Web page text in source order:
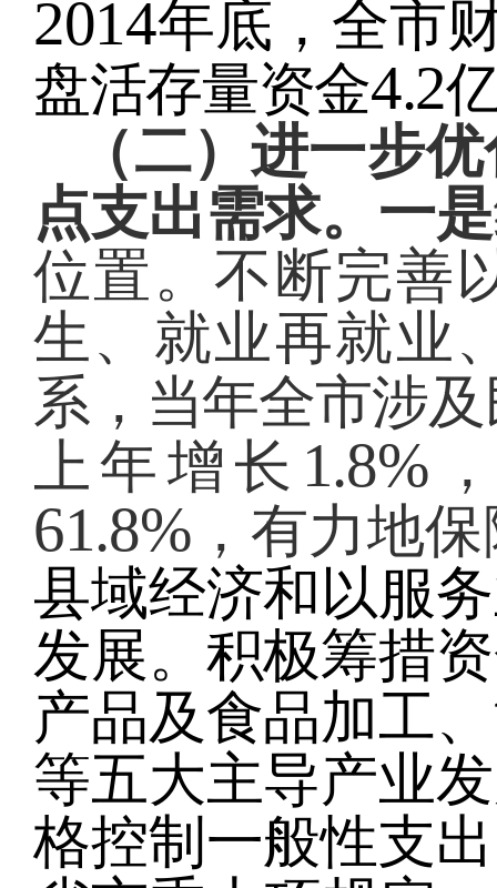
2014年底，全市
盘活存量资金4.2
（二）进一步
点支出需求。 一是
位置。不断完善
生、就业再就业
系，当年全市涉
上年增长 1.8%
61.8%，有力地保
县域经济和以服
发展。积极筹措
产品及食品加工
等五大主导产业
格控制一般性支